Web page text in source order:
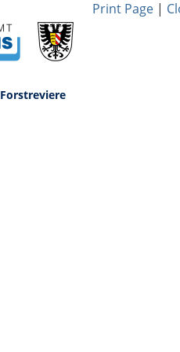
Print Page |
Forstreviere